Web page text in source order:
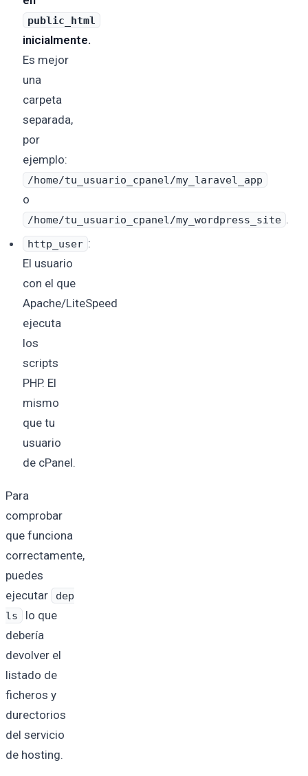
public_html
inicialmente.
Es mejor
una
carpeta
separada,
por
ejemplo:
/home/tu_usuario_cpanel/my_laravel_app
o
/home/tu_usuario_cpanel/my_wordpress_site .
http_user :
El usuario
con el que
Apache/LiteSpeed
ejecuta
los
scripts
PHP. El
mismo
que tu
usuario
de cPanel.
Para
comprobar
que funciona
correctamente,
puedes
ejecutar
dep
ls
lo que
debería
devolver el
listado de
ficheros y
durectorios
del servicio
de hosting.